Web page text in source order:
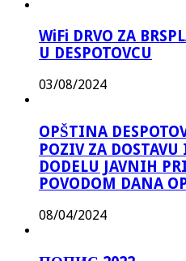
WiFi DRVO ZA
U DESPOTOVCU
03/08/2024
OPŠTINA
POZIV ZA
DODELU JAVNIH
POVODOM DANA
08/04/2024